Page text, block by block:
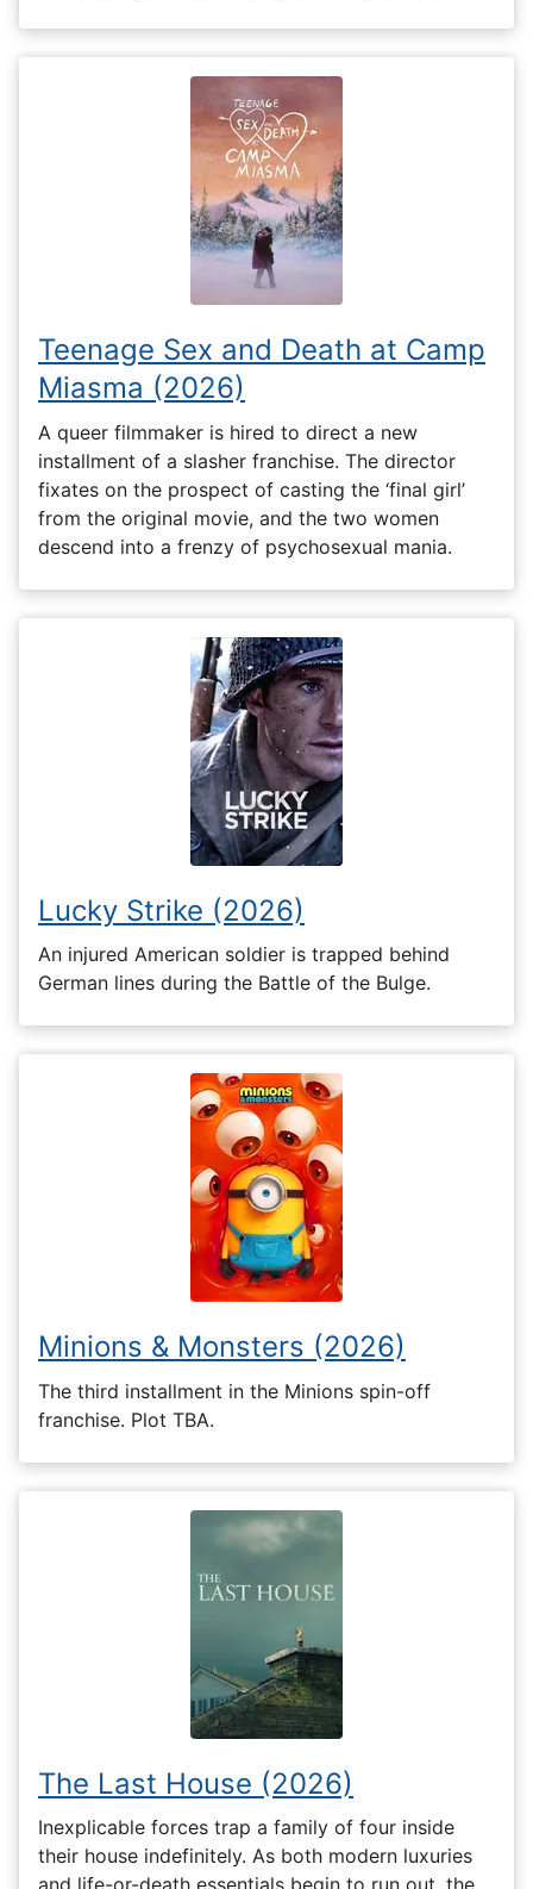
Teenage Sex and Death at Camp
Miasma (2026)
A queer filmmaker is hired to direct a new
installment of a slasher franchise. The director
fixates on the prospect of casting the ‘final girl’
from the original movie, and the two women
descend into a frenzy of psychosexual mania.
Lucky Strike (2026)
An injured American soldier is trapped behind
German lines during the Battle of the Bulge.
Minions & Monsters (2026)
The third installment in the Minions spin-off
franchise. Plot TBA.
The Last House (2026)
Inexplicable forces trap a family of four inside
their house indefinitely. As both modern luxuries